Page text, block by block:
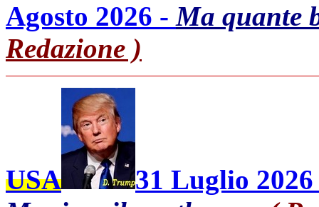
Agosto 2026 - Ma quante
Redazione )
USA
31 Luglio